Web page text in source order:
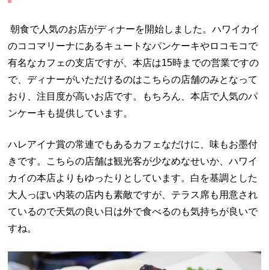
朝食で人気のお店がディナーを開始しました。ハワイカイ
のココマリーナにあるキュートなパンケーキやロコモコで
有名なカフェの支店ですが、本店は15時までの営業ですの
で、ディナーがいただけるのはこちらの店舗のみとなって
おり、注目度が高いお店です。もちろん、本店で人気のパ
ンケーキも提供しています。
ハレアイナ賞の常連でもあるカフェなだけに、味もお墨付
きです。こちらの店舗は観光客が少なめなせいか、ハワイ
カイの本店よりもゆったりとしています。白を基調とした
大人っぽい内装の店内も素敵ですが、テラス席も用意され
ているので天気の良い日は外で食べるのも気持ちが良いで
すね。